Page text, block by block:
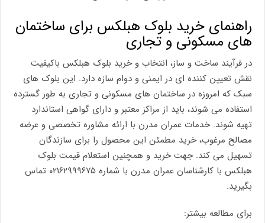
راهنمای خرید بلوک هبلکس برای ساختمان
های مسکونی و تجاری
در فرآیند ساخت و ساز، انتخاب و خرید بلوک هبلکس باکیفیت
نقش تعیین کننده ای در ایمنی و دوام سازه دارد. این بلوک های
سبک که امروزه در ساختمان های مسکونی و تجاری به طور گسترده
استفاده می شوند، باید از مراکز معتبر و دارای گواهی استاندارد
تهیه شوند. خدمات عمران مدرن با ارائه مشاوره تخصصی و عرضه
مصالح مرغوب، خرید مطمئن این محصول را برای سازندگان
تسهیل می کند. جهت خرید و همچنین استعلام قیمت بلوک
هبلکس با کارشناسان عمران مدرن با شماره ۰۲۱۶۲۹۹۹۶۷۵ تماس
بگیرید.
برای مطالعه بیشتر: